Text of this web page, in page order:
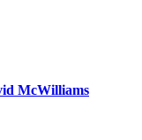
McWilliams